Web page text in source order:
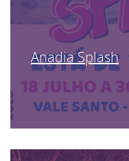
Anadia Splash